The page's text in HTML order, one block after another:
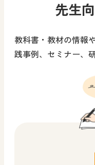
小学校 図画工作
者向け
考える力を身に付ける
先生、児童生徒、
先生
教科書・教材の情報
践事例、セミナー、